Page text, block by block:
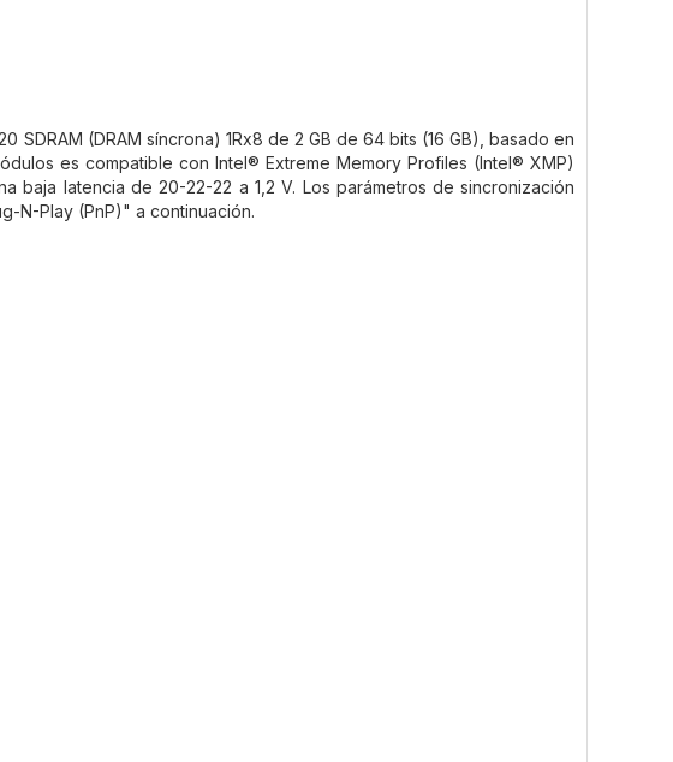
SDRAM (DRAM síncrona) 1Rx8 de 2 GB de 64 bits (16 GB), basado en
es compatible con Intel® Extreme Memory Profiles (Intel® XMP)
baja latencia de 20-22-22 a 1,2 V. Los parámetros de sincronización
N-Play (PnP)" a continuación.